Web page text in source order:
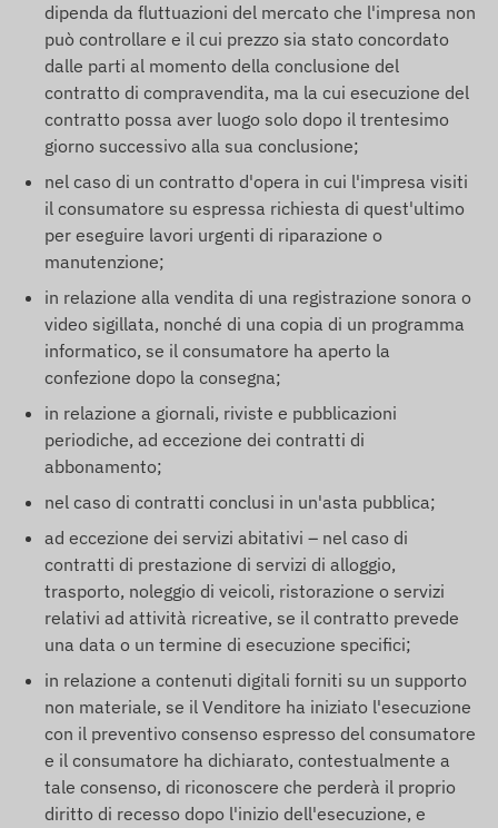
dipenda da fluttuazioni del mercato che l'impresa non
può controllare e il cui prezzo sia stato concordato
dalle parti al momento della conclusione del
contratto di compravendita, ma la cui esecuzione del
contratto possa aver luogo solo dopo il trentesimo
giorno successivo alla sua conclusione;
nel caso di un contratto d'opera in cui l'impresa visiti
il consumatore su espressa richiesta di quest'ultimo
per eseguire lavori urgenti di riparazione o
manutenzione;
in relazione alla vendita di una registrazione sonora o
video sigillata, nonché di una copia di un programma
informatico, se il consumatore ha aperto la
confezione dopo la consegna;
in relazione a giornali, riviste e pubblicazioni
periodiche, ad eccezione dei contratti di
abbonamento;
nel caso di contratti conclusi in un'asta pubblica;
ad eccezione dei servizi abitativi – nel caso di
contratti di prestazione di servizi di alloggio,
trasporto, noleggio di veicoli, ristorazione o servizi
relativi ad attività ricreative, se il contratto prevede
una data o un termine di esecuzione specifici;
in relazione a contenuti digitali forniti su un supporto
non materiale, se il Venditore ha iniziato l'esecuzione
con il preventivo consenso espresso del consumatore
e il consumatore ha dichiarato, contestualmente a
tale consenso, di riconoscere che perderà il proprio
diritto di recesso dopo l'inizio dell'esecuzione, e